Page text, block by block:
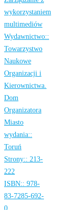
wykorzystaniem
multimediów
Wydawnictwo::
Towarzystwo
Naukowe
Organizacji i
Kierownictwa.
Dom
Organizatora
Miasto
wydania::
Toruń
Strony:: 213-
222
ISBN:: 978-
83-7285-692-
0